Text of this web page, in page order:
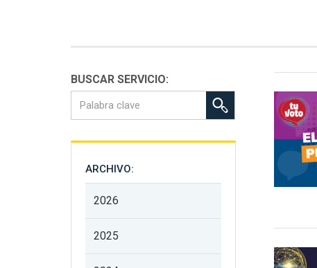
BUSCAR SERVICIO:
ARCHIVO:
2026
2025